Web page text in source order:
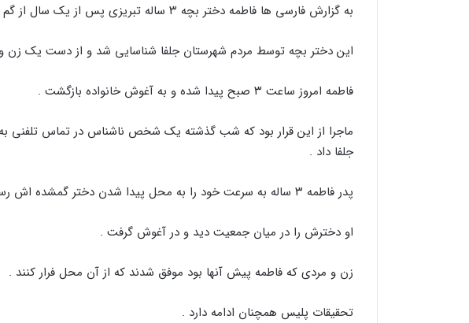
به گزارش فارسی ها فاطمه دختر بچه ۳ ساله تبریزی پس از یک سال از گم شدنش به آغوش خانواده بازگشت .
این دختر بچه توسط مردم شهرستان جلفا شناسایی شد و از دست یک زن
فاطمه امروز ساعت ۳ صبح پیدا شده و به آغوش خانواده بازگشت .
ماجرا از این قرار بود که شب گذشته یک شخص ناشناس در تماس تلفنی به
جلفا داد .
پدر فاطمه ۳ ساله به سرعت خود را به محل پیدا شدن دختر گمشده اش رساند .
او دخترش را در میان جمعیت دید و در آغوش گرفت .
زن و مردی که فاطمه پیش آنها بود موفق شدند که از آن محل فرار کنند .
تحقیقات پلیس همچنان ادامه دارد .